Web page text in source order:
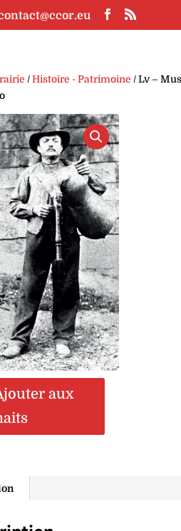
/Histoire - Patrimoine / Lv –
aux